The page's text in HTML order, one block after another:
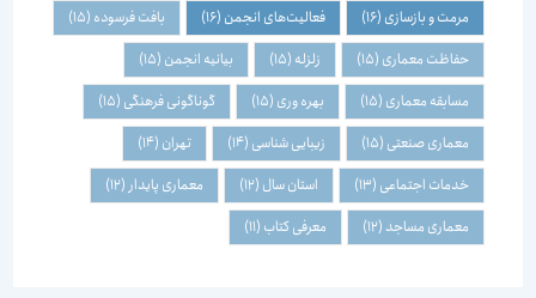
مرمت و بازسازی(16) فعالیت‌های انجمن(16) بافت فرسوده(15)
حفاظت معماری(15) زلزله(15) بیانیه انجمن(15)
مسابقه معماری(15) بهره وری(15) گوناگونی فرهنگی(15)
معماری صنعتی(15) زیبایی شناسی(14) تهران(14)
خدمات اجتماعی(13) استان سال(12) معماری پایدار(12)
معماری مساجد(12) معرفی کتاب(11)